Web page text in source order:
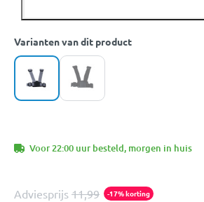
Varianten van dit product
Voor 22:00 uur besteld, morgen in huis
Adviesprijs 11,99 -17% korting